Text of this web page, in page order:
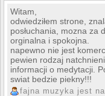
Witam,
odwiedziłem strone,
posłuchania, mozna za
orginalna i spokojna.
napewno nie jest
pewien rodzaj
informacji o medytacji.
swiat bedzie piekny!!!
fajna muzyka jest